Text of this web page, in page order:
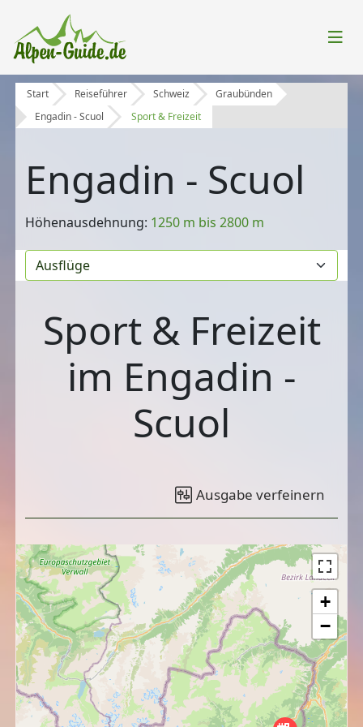
Start Reiseführer Schweiz
Graubünden
Engadin - Scuol
Sport & Freizeit
Engadin - Scuol
Höhenausdehnung: 1250 m bis 2800 m
Sport & Freizeit
im Engadin -
Scuol
Ausgabe verfeinern
+
−